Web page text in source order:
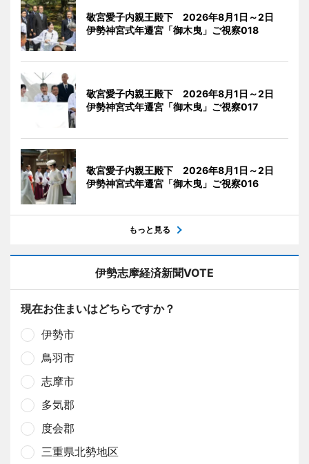
敬宮愛子内親王殿下 2026年8月1日～2日
伊勢神宮式年遷宮「御木曳」ご視察018
敬宮愛子内親王殿下 2026年8月1日～2日
伊勢神宮式年遷宮「御木曳」ご視察017
敬宮愛子内親王殿下 2026年8月1日～2日
伊勢神宮式年遷宮「御木曳」ご視察016
もっと見る
伊勢志摩経済新聞VOTE
現在お住まいはどちらですか？
伊勢市
鳥羽市
志摩市
多気郡
度会郡
三重県北勢地区